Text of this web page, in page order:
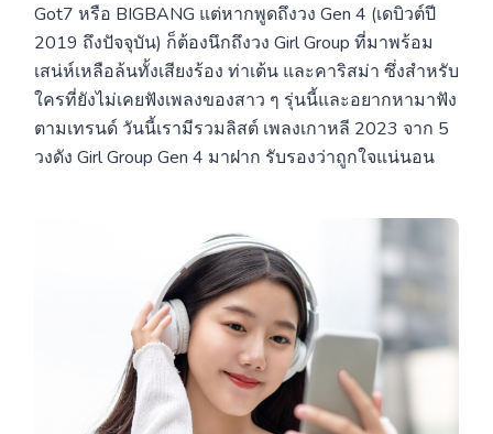
Got7 หรือ BIGBANG แต่หากพูดถึงวง Gen 4 (เดบิวต์ปี
2019 ถึงปัจจุบัน) ก็ต้องนึกถึงวง Girl Group ที่มาพร้อม
เสน่ห์เหลือล้นทั้งเสียงร้อง ท่าเต้น และคาริสม่า ซึ่งสำหรับ
ใครที่ยังไม่เคยฟังเพลงของสาว ๆ รุ่นนี้และอยากหามาฟัง
ตามเทรนด์ วันนี้เรามีรวมลิสต์ เพลงเกาหลี 2023 จาก 5
วงดัง Girl Group Gen 4 มาฝาก รับรองว่าถูกใจแน่นอน